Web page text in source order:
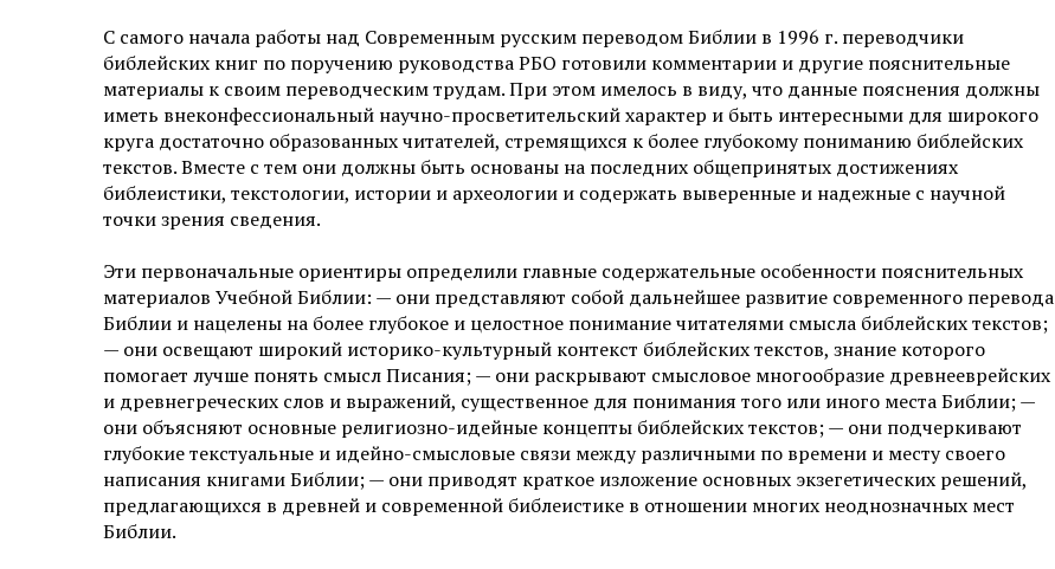
С самого начала работы над Современным русским переводом Библии в 1996 г. переводчики
библейских книг по поручению руководства РБО готовили комментарии и другие пояснительные
материалы к своим переводческим трудам. При этом имелось в виду, что данные пояснения должны
иметь внеконфессиональный научно-просветительский характер и быть интересными для широкого
круга достаточно образованных читателей, стремящихся к более глубокому пониманию библейских
текстов. Вместе с тем они должны быть основаны на последних общепринятых достижениях
библеистики, текстологии, истории и археологии и содержать выверенные и надежные с научной
точки зрения сведения.
Эти первоначальные ориентиры определили главные содержательные особенности пояснительных
материалов Учебной Библии: — они представляют собой дальнейшее развитие современного перевода
Библии и нацелены на более глубокое и целостное понимание читателями смысла библейских текстов;
— они освещают широкий историко-культурный контекст библейских текстов, знание которого
помогает лучше понять смысл Писания; — они раскрывают смысловое многообразие древнееврейских
и древнегреческих слов и выражений, существенное для понимания того или иного места Библии; —
они объясняют основные религиозно-идейные концепты библейских текстов; — они подчеркивают
глубокие текстуальные и идейно-смысловые связи между различными по времени и месту своего
написания книгами Библии; — они приводят краткое изложение основных экзегетических решений,
предлагающихся в древней и современной библеистике в отношении многих неоднозначных мест
Библии.